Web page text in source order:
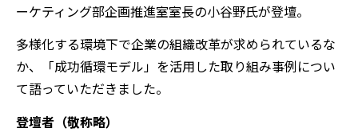
ーケティング部企画推進室室長の小谷野氏が登壇。
多様化する環境下で企業の組織改革が求められているな
か、「成功循環モデル」を活用した取り組み事例につい
て語っていただきました。
登壇者（敬称略）